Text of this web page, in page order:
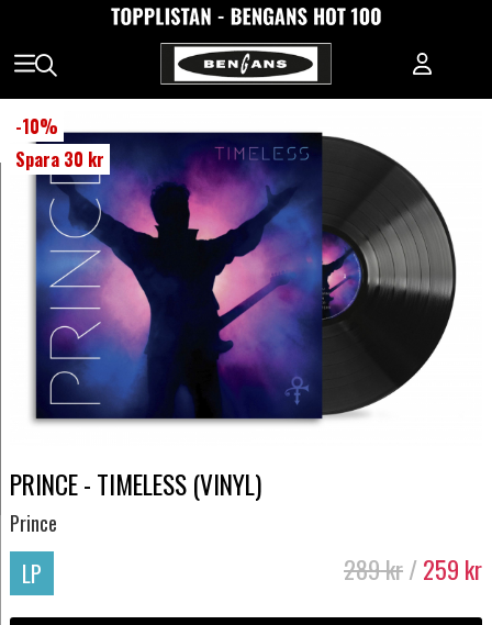
-10%
Spara 30 kr
PRINCE - TIMELESS (VINYL)
Prince
LP 289kr/259 kr